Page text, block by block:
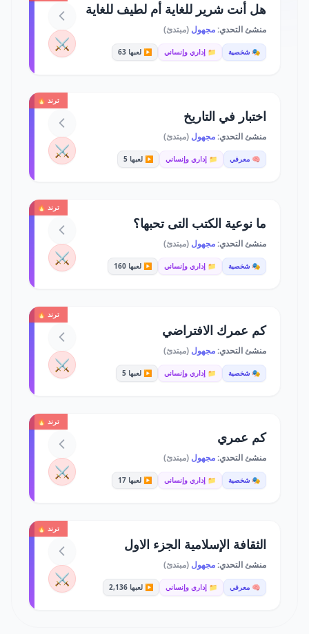
هل أنت شرير للغاية أم لطيف للغاية
منشئ التحدي:مجهول (مبتدئ)
🎭 شخصية 📁 إداري وإنساني ▶️ لعبها 63 ⚔️
ترند 🔥
اختبار في التاريخ
منشئ التحدي:مجهول (مبتدئ)
🧠 معرفي 📁 إداري وإنساني ▶️ لعبها 5 ⚔️
ترند 🔥
ما نوعية الكتب التى تحبها؟
منشئ التحدي:مجهول (مبتدئ)
🎭 شخصية 📁 إداري وإنساني ▶️ لعبها 160 ⚔️
ترند 🔥
كم عمرك الافتراضي
منشئ التحدي:مجهول (مبتدئ)
🎭 شخصية 📁 إداري وإنساني ▶️ لعبها 5 ⚔️
ترند 🔥
كم عمري
منشئ التحدي:مجهول (مبتدئ)
🎭 شخصية 📁 إداري وإنساني ▶️ لعبها 17 ⚔️
ترند 🔥
الثقافة الإسلامية الجزء الاول
منشئ التحدي:مجهول (مبتدئ)
🧠 معرفي 📁 إداري وإنساني ▶️ لعبها 2,136 ⚔️